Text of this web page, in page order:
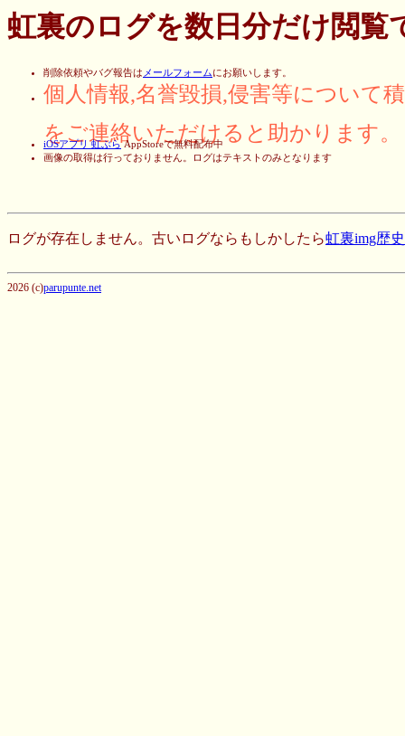
虹裏のログを数日分だけ閲覧
削除依頼やバグ報告はメールフォームにお願いします。
個人情報,名誉毀損,侵害等について
をご連絡いただけると助かります。
iOSアプリ 虹ぶらAppStoreで無料配布中
画像の取得は行っておりません。ログはテキストのみとなります
ログが存在しません。古いログならもしかしたら虹裏img歴
2026 (c)parupunte.net